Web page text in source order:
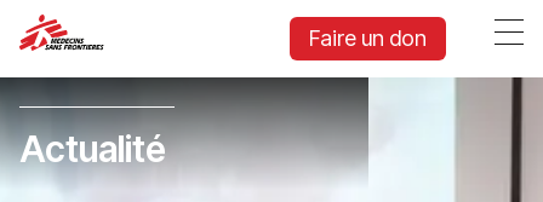
Faire un don
Actualité